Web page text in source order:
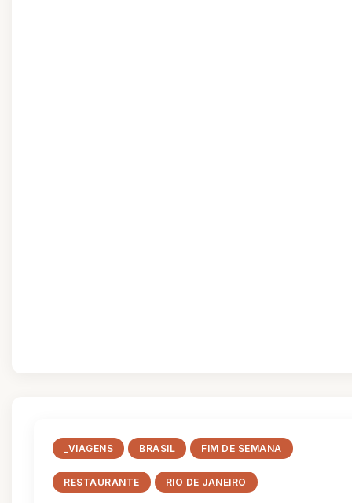
_VIAGENS BRASIL FIM DE SEMANA
RESTAURANTE RIO DE JANEIRO